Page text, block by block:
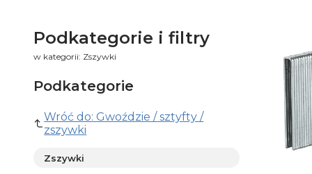
Podkategorie i filtry
w kategorii: Zszywki
Podkategorie
Wróć do: Gwoździe / sztyfty /
zszywki
Zszywki